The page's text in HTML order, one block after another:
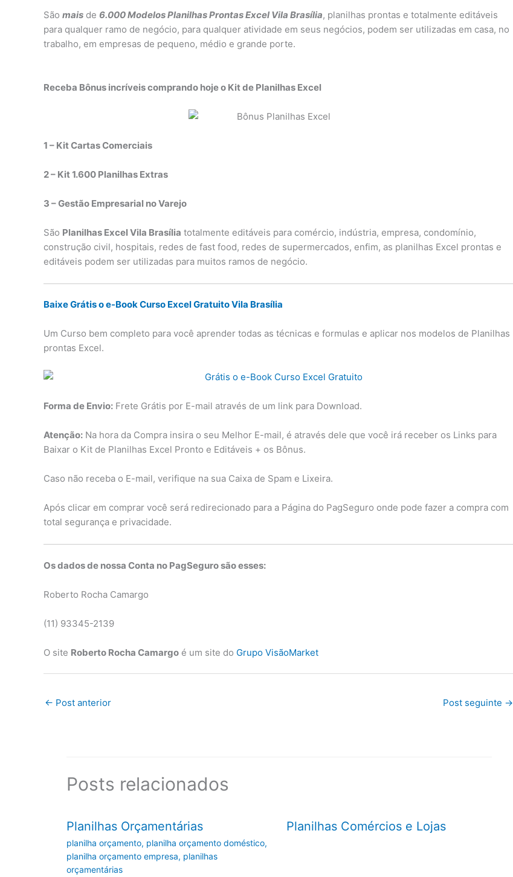
São mais de 6.000 Modelos Planilhas Prontas Excel Vila Brasília, planilhas prontas e totalmente editáveis
para qualquer ramo de negócio, para qualquer atividade em seus negócios, podem ser utilizadas em casa, no
trabalho, em empresas de pequeno, médio e grande porte.
Receba Bônus incríveis comprando hoje o Kit de Planilhas Excel
1 – Kit Cartas Comerciais
2 – Kit 1.600 Planilhas Extras
3 – Gestão Empresarial no Varejo
São Planilhas Excel Vila Brasília totalmente editáveis para comércio, indústria, empresa, condomínio,
construção civil, hospitais, redes de fast food, redes de supermercados, enfim, as planilhas Excel prontas e
editáveis podem ser utilizadas para muitos ramos de negócio.
Baixe Grátis o e-Book Curso Excel Gratuito Vila Brasília
Um Curso bem completo para você aprender todas as técnicas e formulas e aplicar nos modelos de Planilhas
prontas Excel.
Forma de Envio: Frete Grátis por E-mail através de um link para Download.
Atenção: Na hora da Compra insira o seu Melhor E-mail, é através dele que você irá receber os Links para
Baixar o Kit de Planilhas Excel Pronto e Editáveis + os Bônus.
Caso não receba o E-mail, verifique na sua Caixa de Spam e Lixeira.
Após clicar em comprar você será redirecionado para a Página do PagSeguro onde pode fazer a compra com
total segurança e privacidade.
Os dados de nossa Conta no PagSeguro são esses:
Roberto Rocha Camargo
(11) 93345-2139
O site Roberto Rocha Camargo é um site do Grupo VisãoMarket
← Post anterior Post seguinte →
Posts relacionados
Planilhas Orçamentárias
planilha orçamento, planilha orçamento doméstico,
planilha orçamento empresa, planilhas
orçamentárias
Planilhas Comércios e Lojas